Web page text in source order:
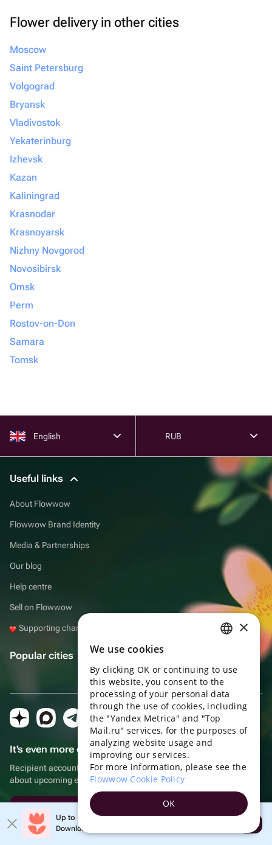
Flower delivery in other cities
Moscow
Saint Petersburg
Volgograd
Bryansk
Vladivostok
Yekaterinburg
Izhevsk
Kazan
Kaliningrad
Krasnodar
Krasnoyarsk
Nizhny Novgorod
Novosibirsk
Omsk
Perm
Rostov-on-Don
Samara
Tomsk
English RUB
Useful links
About Flowwow
Flowwow Brand Identity
Media & Partnerships
Our blog
Help centre
Sell on Flowwow
Supporting charities with Flowwow
Popular cities
It's even more convenient in the app!
Recipient account, extra rewards for purchases and reminders
about upcoming events
Up to 10% off your first order
Download the app & get your promo
Open
ENGLISH
UKRAINIAN
PORTUGUESE
SPANISH
TURKISH
GERMAN
×
We use cookies
By clicking OK or continuing to use
this website, you consent to the
processing of your personal data
through the use of cookies, including
the "Yandex Metrica" and "Top
Mail.ru" services, for the purposes of
analyzing website usage and
improving our services.
For more information, please see the
Flowwow Cookie Policy
OK